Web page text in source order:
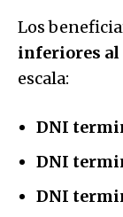
Los
inferiores
escala:
DNI
DNI
DNI